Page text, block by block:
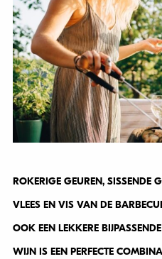
ROKERIGE GEUREN, SISSENDE
VLEES EN VIS VAN DE
OOK EEN LEKKERE
WIJN IS EEN PERFECTE